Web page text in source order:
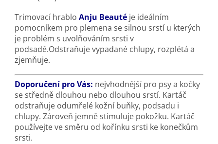
Trimovací hrablo Anju Beauté je ideálním
pomocníkem pro plemena se silnou srstí u kterých
je problém s uvolňováním srsti v
podsadě.Odstraňuje vypadané chlupy, rozplétá a
zjemňuje.
Doporučení pro Vás: nejvhodnější pro psy a kočky
se středně dlouhou nebo dlouhou srstí. Kartáč
odstraňuje odumřelé kožní buňky, podsadu i
chlupy. Zároveň jemně stimuluje pokožku. Kartáč
používejte ve směru od kořínku srsti ke konečkům
srsti.